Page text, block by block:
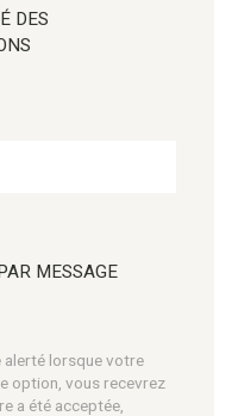
DES
MESSAGE
lorsque votre
option, vous recevrez
a été acceptée,